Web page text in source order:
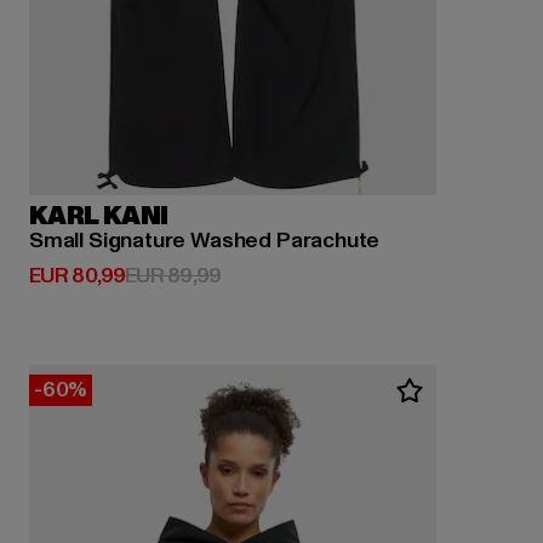
KARL KANI
Small Signature Washed Parachute
EUR 80,99
Huidige prijs: EUR 80,99
EUR 89,99Actieprijs: EUR 89,99
-60%